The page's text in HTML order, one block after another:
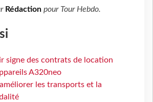
Rédaction pour Tour Hebdo.
signe des contrats de location
A320neo
améliorer les transports et la